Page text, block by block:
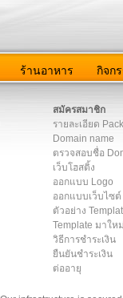
ร้านอาหาร กิจก
สมัครสมาชิก
รายละเอียด
Domain name
ตรวจสอบชื่อ
เว็บโฮสติ้ง
ออกแบบ Logo
ออกแบบเว็บไซต์
ตัวอย่าง
Template มาใหม่
วิธีการชำระเงิน
ยืนยันชำระเงิน
ต่ออายุ